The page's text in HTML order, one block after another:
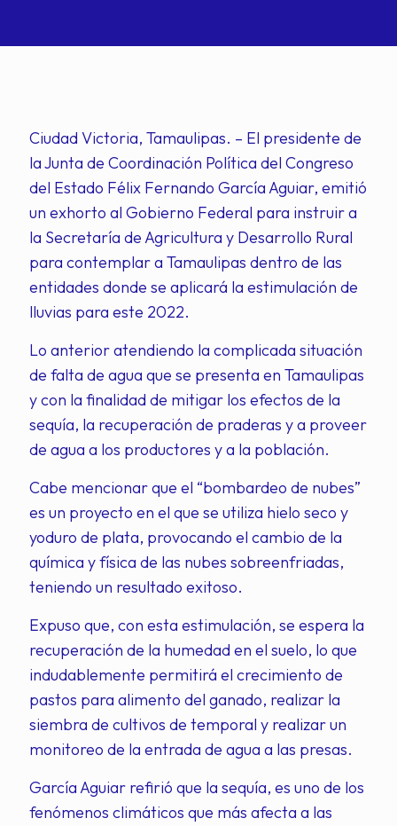
Ciudad Victoria, Tamaulipas. – El presidente de
la Junta de Coordinación Política del Congreso
del Estado Félix Fernando García Aguiar, emitió
un exhorto al Gobierno Federal para instruir a
la Secretaría de Agricultura y Desarrollo Rural
para contemplar a Tamaulipas dentro de las
entidades donde se aplicará la estimulación de
lluvias para este 2022.
Lo anterior atendiendo la complicada situación
de falta de agua que se presenta en Tamaulipas
y con la finalidad de mitigar los efectos de la
sequía, la recuperación de praderas y a proveer
de agua a los productores y a la población.
Cabe mencionar que el “bombardeo de nubes”
es un proyecto en el que se utiliza hielo seco y
yoduro de plata, provocando el cambio de la
química y física de las nubes sobreenfriadas,
teniendo un resultado exitoso.
Expuso que, con esta estimulación, se espera la
recuperación de la humedad en el suelo, lo que
indudablemente permitirá el crecimiento de
pastos para alimento del ganado, realizar la
siembra de cultivos de temporal y realizar un
monitoreo de la entrada de agua a las presas.
García Aguiar refirió que la sequía, es uno de los
fenómenos climáticos que más afecta a las